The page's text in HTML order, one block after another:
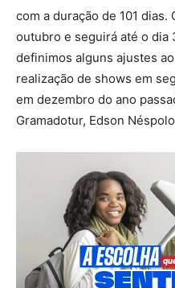
com a duração de 101
outubro e seguirá até o dia
definimos alguns ajustes
realização de shows em
em dezembro do ano
Gramadotur, Edson